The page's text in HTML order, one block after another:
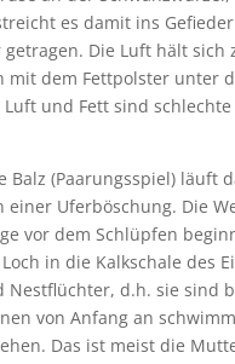
es damit ins
Die Luft hält
mit dem Fettpolster unter
und Fett sind
Balz (Paarungsspiel) läuft
Uferböschung. Die
vor dem Schlüpfen
in die Kalkschale des
d.h. sie sind
von Anfang an
Das ist meist die